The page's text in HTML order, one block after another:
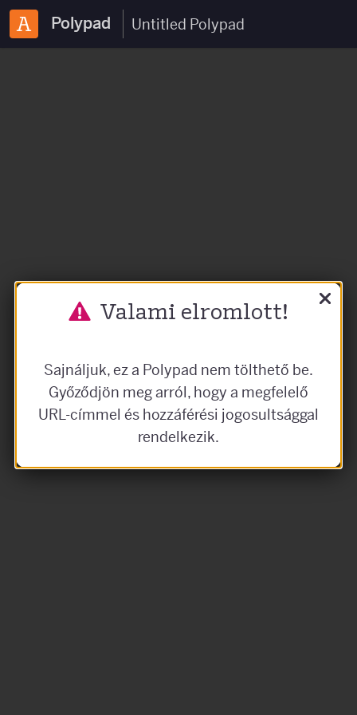
Polypad
Valami elromlott!
Sajnáljuk, ez a Polypad nem tölthető be.
Győződjön meg arról, hogy a megfelelő
URL-címmel és hozzáférési jogosultsággal
rendelkezik.